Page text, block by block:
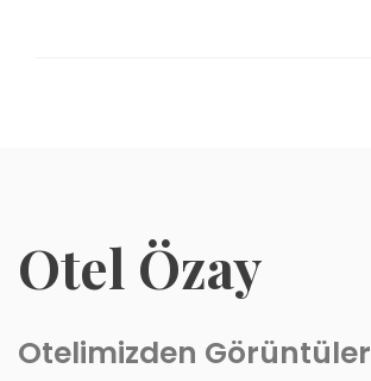
Otel Özay
Otelimizden Görüntüler